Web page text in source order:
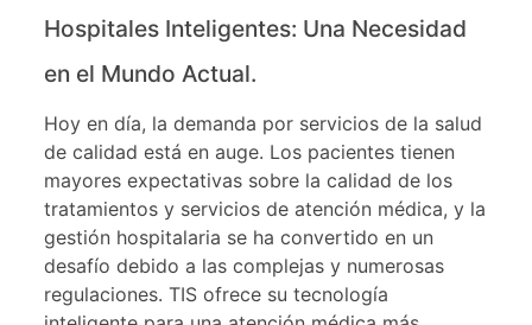
Hospitales Inteligentes: Una Necesidad
en el Mundo Actual.
Hoy en día, la demanda por servicios de la salud
de calidad está en auge. Los pacientes tienen
mayores expectativas sobre la calidad de los
tratamientos y servicios de atención médica, y la
gestión hospitalaria se ha convertido en un
desafío debido a las complejas y numerosas
regulaciones. TIS ofrece su tecnología